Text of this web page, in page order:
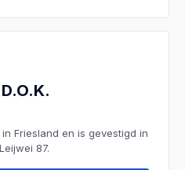
Friesland en is gevestigd in
87.